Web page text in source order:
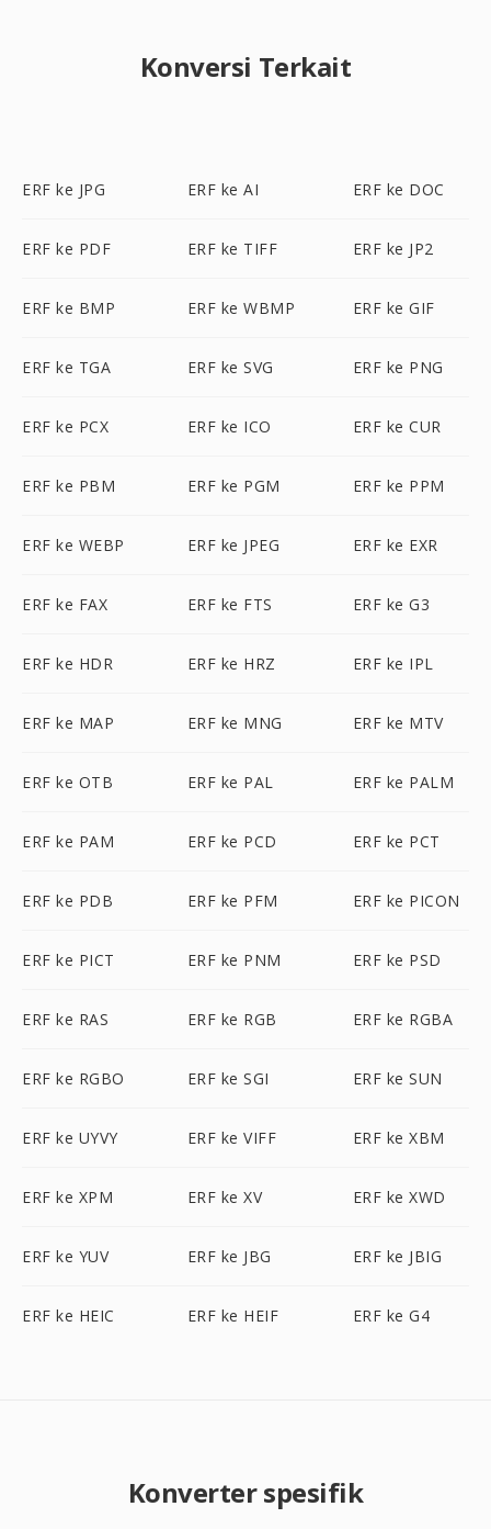
Konversi Terkait
ERF ke JPG ERF ke AI ERF ke DOC
ERF ke PDF ERF ke TIFF ERF ke JP2
ERF ke BMP ERF ke WBMP ERF ke GIF
ERF ke TGA ERF ke SVG ERF ke PNG
ERF ke PCX ERF ke ICO ERF ke CUR
ERF ke PBM ERF ke PGM ERF ke PPM
ERF ke WEBP ERF ke JPEG ERF ke EXR
ERF ke FAX ERF ke FTS ERF ke G3
ERF ke HDR ERF ke HRZ ERF ke IPL
ERF ke MAP ERF ke MNG ERF ke MTV
ERF ke OTB ERF ke PAL ERF ke PALM
ERF ke PAM ERF ke PCD ERF ke PCT
ERF ke PDB ERF ke PFM ERF ke PICON
ERF ke PICT ERF ke PNM ERF ke PSD
ERF ke RAS ERF ke RGB ERF ke RGBA
ERF ke RGBO ERF ke SGI ERF ke SUN
ERF ke UYVY ERF ke VIFF ERF ke XBM
ERF ke XPM ERF ke XV ERF ke XWD
ERF ke YUV ERF ke JBG ERF ke JBIG
ERF ke HEIC ERF ke HEIF ERF ke G4
Konverter spesifik